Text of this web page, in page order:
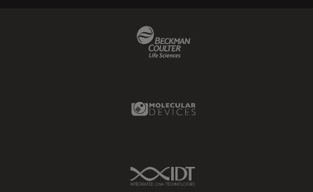
Molecular Devices Link
IDT Link